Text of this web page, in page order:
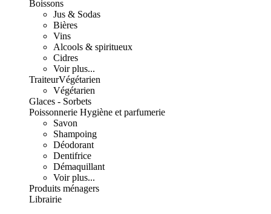
Boissons
Jus & Sodas
Bières
Vins
Alcools & spiritueux
Cidres
Voir plus...
TraiteurVégétarien
Végétarien
Glaces - Sorbets
Poissonnerie Hygiène et parfumerie
Savon
Shampoing
Déodorant
Dentifrice
Démaquillant
Voir plus...
Produits ménagers
Librairie